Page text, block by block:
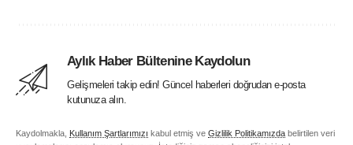
Aylık Haber Bültenine Kaydolun
Gelişmeleri takip edin! Güncel haberleri doğrudan e-posta
kutunuza alın.
Kaydolmakla, Kullanım Şartlarımızı kabul etmiş ve Gizlilik Politikamızda belirtilen veri